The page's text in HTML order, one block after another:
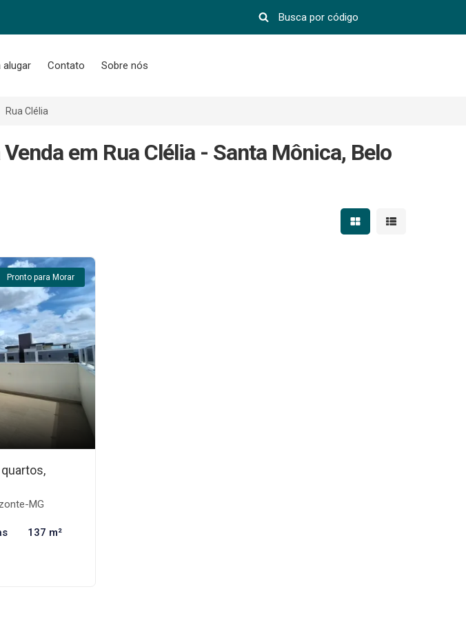
alugar Contato Sobre nós
Rua Clélia
em Rua Clélia - Santa Mônica, Belo
Mostrar resultados em
Mostrar
Pronto para Morar
MG
137 m²